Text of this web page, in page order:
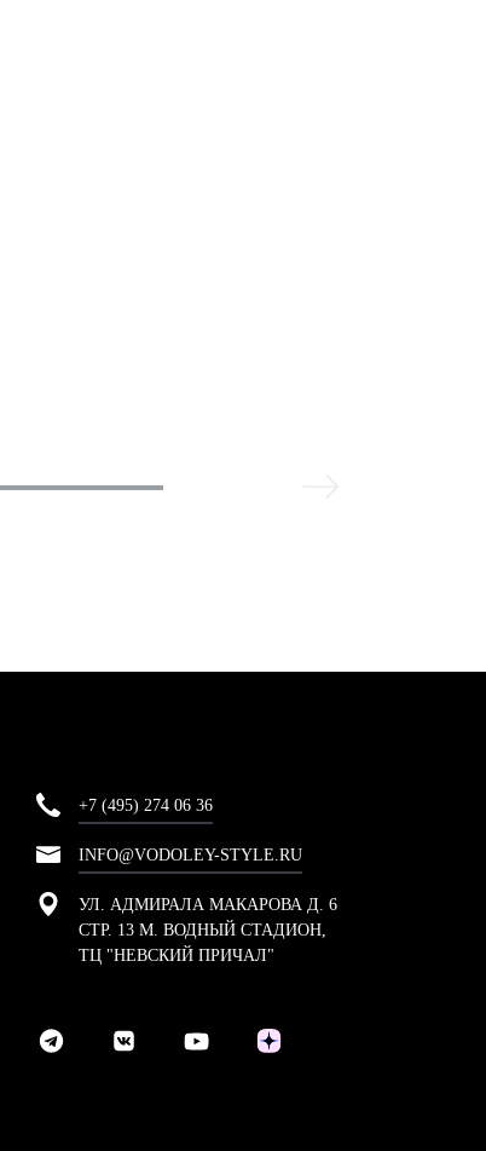
+7 (495) 274 06 36
INFO@VODOLEY-STYLE.RU
УЛ. АДМИРАЛА МАКАРОВА Д. 6
СТР. 13 М. ВОДНЫЙ СТАДИОН,
ТЦ "НЕВСКИЙ ПРИЧАЛ"